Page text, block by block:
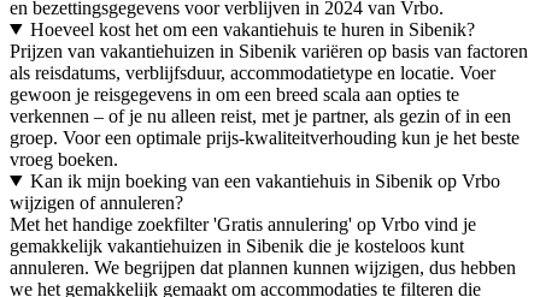
en bezettingsgegevens voor verblijven in 2024 van Vrbo.
Hoeveel kost het om een vakantiehuis te huren in Sibenik?
Prijzen van vakantiehuizen in Sibenik variëren op basis van factoren
als reisdatums, verblijfsduur, accommodatietype en locatie. Voer
gewoon je reisgegevens in om een breed scala aan opties te
verkennen – of je nu alleen reist, met je partner, als gezin of in een
groep. Voor een optimale prijs-kwaliteitverhouding kun je het beste
vroeg boeken.
Kan ik mijn boeking van een vakantiehuis in Sibenik op Vrbo
wijzigen of annuleren?
Met het handige zoekfilter 'Gratis annulering' op Vrbo vind je
gemakkelijk vakantiehuizen in Sibenik die je kosteloos kunt
annuleren. We begrijpen dat plannen kunnen wijzigen, dus hebben
we het gemakkelijk gemaakt om accommodaties te filteren die